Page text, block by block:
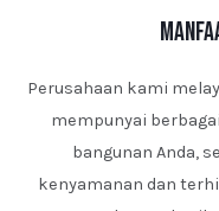
Perusahaan kami
mempunyai
bangunan Anda,
kenyamanan dan